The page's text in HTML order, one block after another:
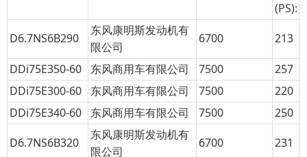
(PS):
D6.7NS6B290
东风康明斯发动机有
限公司
6700 213
DDi75E350-60 东风商用车有限公司 7500
257
DDi75E300-60 东风商用车有限公司 7500
220
DDi75E340-60 东风商用车有限公司 7500
250
D6.7NS6B320
东风康明斯发动机有
限公司
6700
231